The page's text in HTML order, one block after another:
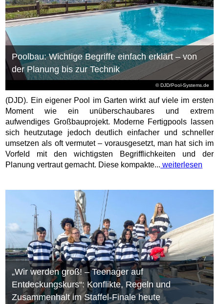
© DJD/Pool-Systems.de
Poolbau: Wichtige Begriffe einfach erklärt – von
der Planung bis zur Technik
(DJD). Ein eigener Pool im Garten wirkt auf viele im ersten
Moment wie ein unüberschaubares und extrem
aufwendiges Großbauprojekt. Moderne Fertigpools lassen
sich heutzutage jedoch deutlich einfacher und schneller
umsetzen als oft vermutet – vorausgesetzt, man hat sich im
Vorfeld mit den wichtigsten Begrifflichkeiten und der
Planung vertraut gemacht. Diese kompakte... weiterlesen
„Wir werden groß! – Teenager auf
Entdeckungskurs“: Konflikte, Regeln und
Zusammenhalt im Staffel-Finale heute